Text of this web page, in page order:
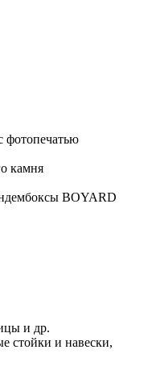
камня
BOYARD
и др.
стойки и навески,